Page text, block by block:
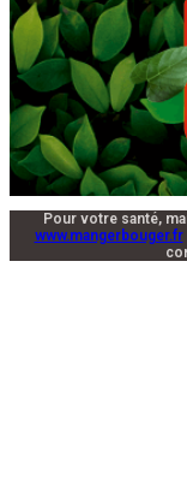
Pour votre santé,
www.mangerbouger.fr